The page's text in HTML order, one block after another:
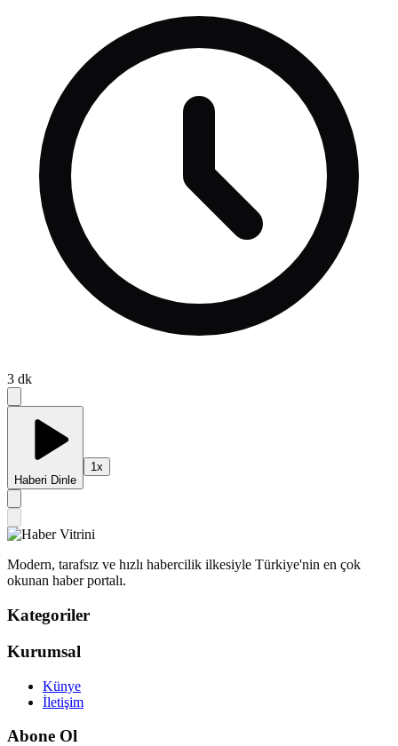
3 dk
Haberi Dinle
1x
Modern, tarafsız ve hızlı habercilik ilkesiyle Türkiye'nin en çok
okunan haber portalı.
Kategoriler
Kurumsal
Künye
İletişim
Abone Ol